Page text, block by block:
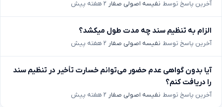
آخرین پاسخ توسط نفیسه اصولی صفار ۲ هفته پیش
الزام به تنظیم سند چه مدت طول میکشد؟
آخرین پاسخ توسط نفیسه اصولی صفار ۲ هفته پیش
آیا بدون گواهی عدم حضور می‌توانم خسارت تأخیر در تنظیم سند
را دریافت کنم؟
آخرین پاسخ توسط نفیسه اصولی صفار ۲ هفته پیش